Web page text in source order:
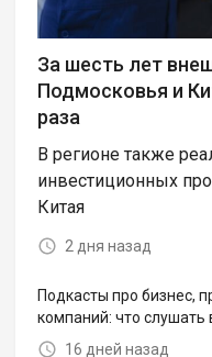
За шесть лет
Подмосковья и
раза
В регионе также
инвестиционных
Китая
2 дня назад
Подкасты про бизнес,
компаний: что
16 дней назад